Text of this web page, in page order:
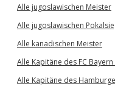
Alle jugoslawischen Meister
Alle jugoslawischen
Alle kanadischen Meister
Alle Kapitäne des FC
Alle Kapitäne des